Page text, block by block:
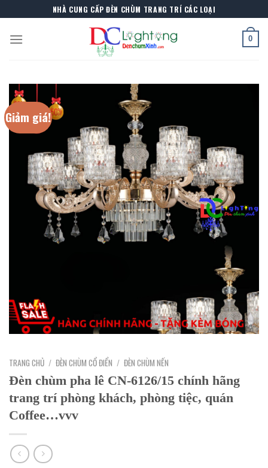
to
content
NHÀ CUNG CẤP ĐÈN CHÙM TRANG TRÍ CÁC LOẠI
0
Giảm giá!
TRANG CHỦ / ĐÈN CHÙM CỔ ĐIỂN / ĐÈN CHÙM NẾN
Đèn chùm pha lê CN-6126/15 chính hãng
trang trí phòng khách, phòng tiệc, quán
Coffee…vvv